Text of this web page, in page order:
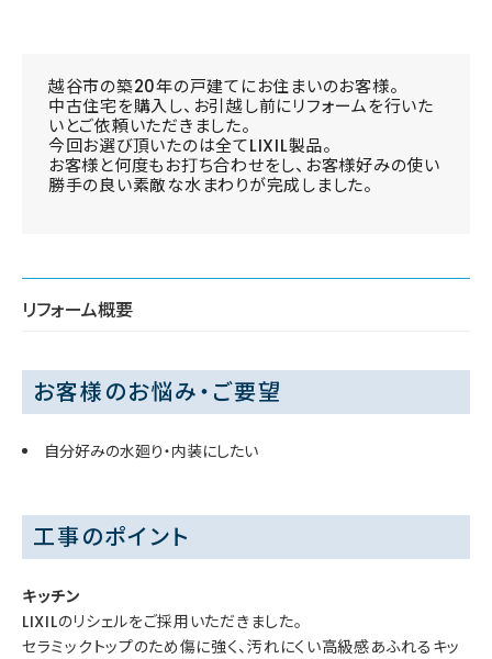
越谷市の築20年の戸建てにお住まいのお客様。
中古住宅を購入し、お引越し前にリフォームを行いた
いとご依頼いただきました。
今回お選び頂いたのは全てLIXIL製品。
お客様と何度もお打ち合わせをし、お客様好みの使い
勝手の良い素敵な水まわりが完成しました。
リフォーム概要
お客様のお悩み・ご要望
自分好みの水廻り・内装にしたい
工事のポイント
キッチン
LIXILのリシェルをご採用いただきました。
セラミックトップのため傷に強く、汚れにくい高級感あふれるキッ